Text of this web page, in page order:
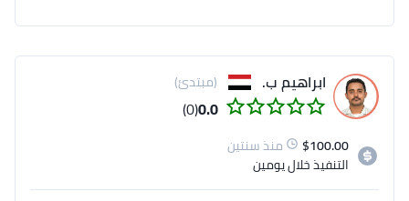
ابراهيم ب. (مبتدئ)
0.0
(0)
$100.00
منذ سنتين
التنفيذخلال يومين